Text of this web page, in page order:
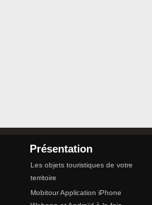
Présentation
Les objets touristiques de votre
territoire
Mobitour Application iPhone